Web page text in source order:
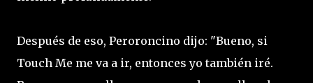
Después de eso, Peroroncino dijo: "Bueno, si
Touch Me me va a ir, entonces yo también iré.